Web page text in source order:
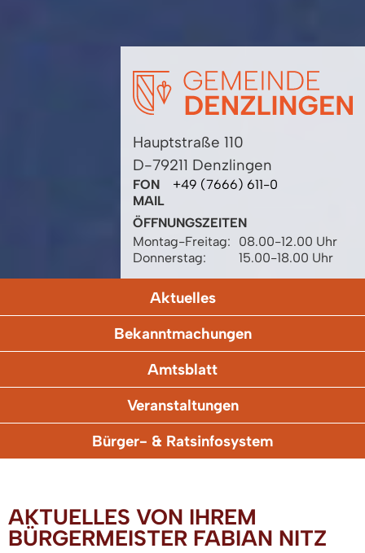
Hauptstraße 110
D-79211 Denzlingen
FON
+49 (7666) 611-0
MAIL
ÖFFNUNGSZEITEN
Montag-Freitag:
08.00-12.00 Uhr
Donnerstag:
15.00-18.00 Uhr
Aktuelles
Bekanntmachungen
Amtsblatt
Veranstaltungen
Bürger- & Ratsinfosystem
AKTUELLES VON IHREM
BÜRGERMEISTER FABIAN NITZ